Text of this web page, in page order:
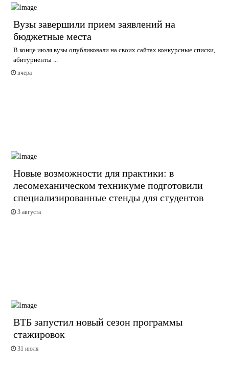
Вузы завершили прием заявлений на
бюджетные места
В конце июля вузы опубликовали на своих сайтах конкурсные списки,
абитуриенты ...
вчера
Новые возможности для практики: в
лесомеханическом техникуме подготовили
специализированные стенды для студентов
3 августа
ВТБ запустил новый сезон программы
стажировок
31 июля